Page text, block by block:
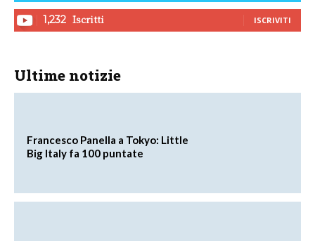
1,232 Iscritti ISCRIVITI
Ultime notizie
Francesco Panella a Tokyo: Little
Big Italy fa 100 puntate